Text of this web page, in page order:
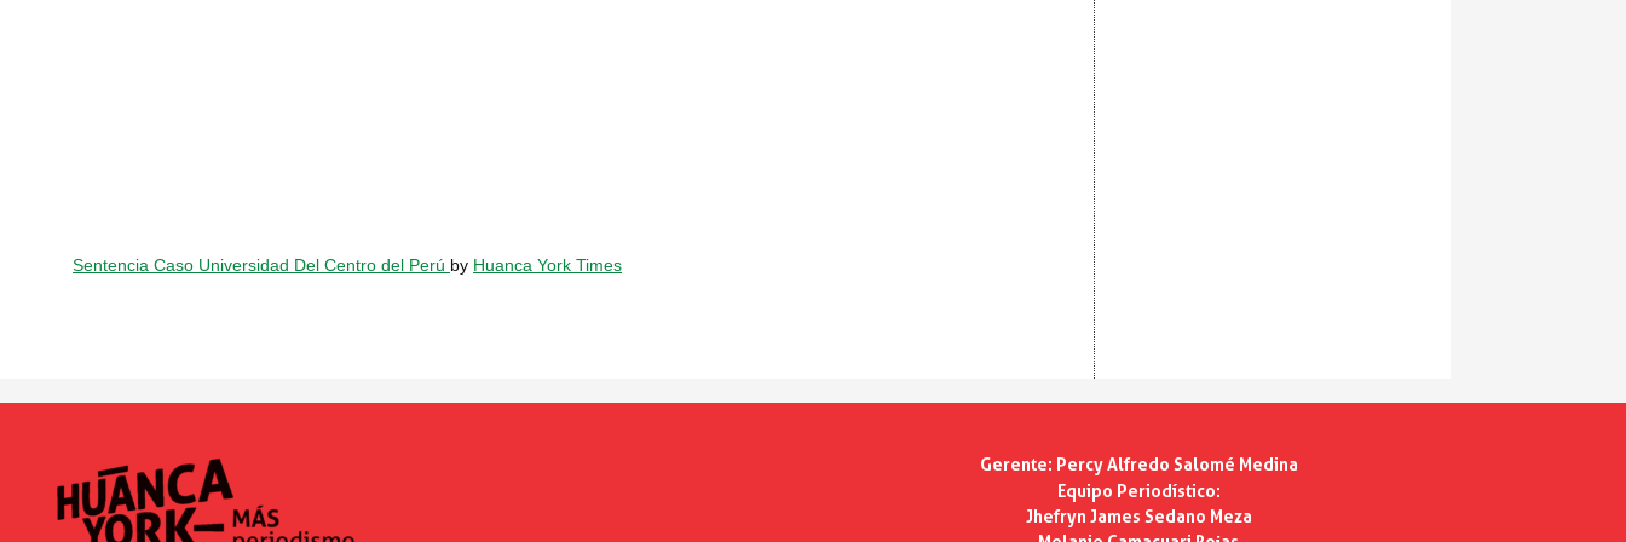
Sentencia Caso Universidad Del Centro del Perú by Huanca York Times
Gerente: Percy Alfredo Salomé Medina
Equipo Periodístico:
Jhefryn James Sedano Meza